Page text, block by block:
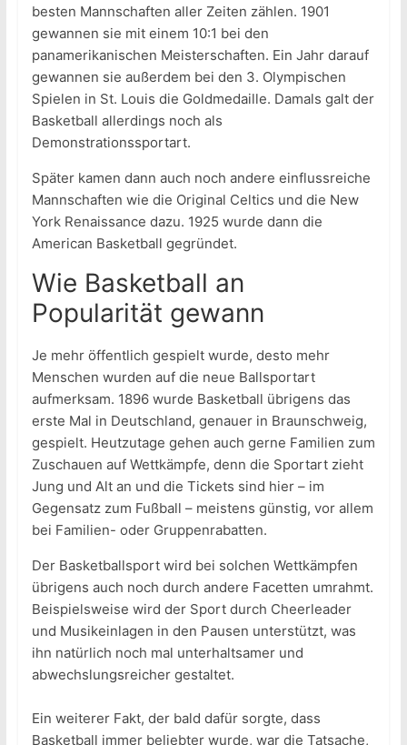
besten Mannschaften aller Zeiten zählen. 1901
gewannen sie mit einem 10:1 bei den
panamerikanischen Meisterschaften. Ein Jahr darauf
gewannen sie außerdem bei den 3. Olympischen
Spielen in St. Louis die Goldmedaille. Damals galt der
Basketball allerdings noch als
Demonstrationssportart.
Später kamen dann auch noch andere einflussreiche
Mannschaften wie die Original Celtics und die New
York Renaissance dazu. 1925 wurde dann die
American Basketball gegründet.
Wie Basketball an
Popularität gewann
Je mehr öffentlich gespielt wurde, desto mehr
Menschen wurden auf die neue Ballsportart
aufmerksam. 1896 wurde Basketball übrigens das
erste Mal in Deutschland, genauer in Braunschweig,
gespielt. Heutzutage gehen auch gerne Familien zum
Zuschauen auf Wettkämpfe, denn die Sportart zieht
Jung und Alt an und die Tickets sind hier – im
Gegensatz zum Fußball – meistens günstig, vor allem
bei Familien- oder Gruppenrabatten.
Der Basketballsport wird bei solchen Wettkämpfen
übrigens auch noch durch andere Facetten umrahmt.
Beispielsweise wird der Sport durch Cheerleader
und Musikeinlagen in den Pausen unterstützt, was
ihn natürlich noch mal unterhaltsamer und
abwechslungsreicher gestaltet.
Ein weiterer Fakt, der bald dafür sorgte, dass
Basketball immer beliebter wurde, war die Tatsache,